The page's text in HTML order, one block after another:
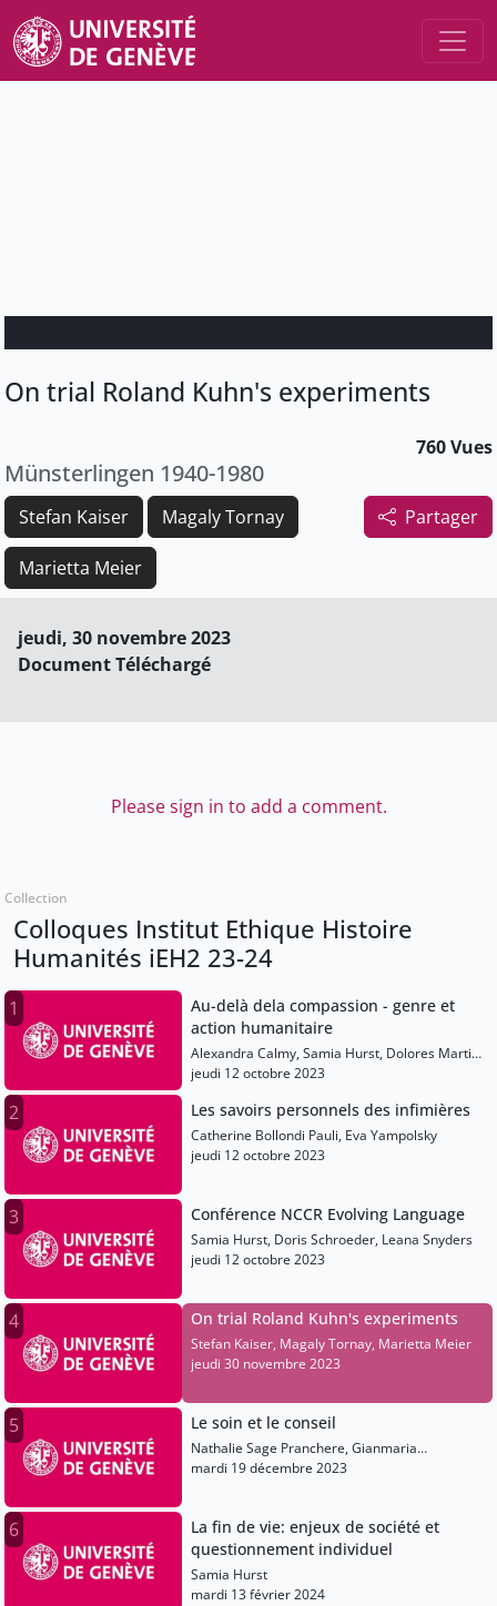
On trial Roland Kuhn's experiments
760 Vues
Münsterlingen 1940-1980
Partager
Stefan Kaiser Magaly Tornay
Marietta Meier
jeudi, 30 novembre 2023
Document Téléchargé
Please sign in to add a comment.
Collection
Colloques Institut Ethique Histoire
Humanités iEH2 23-24
1
Au-delà dela compassion - genre et
action humanitaire
Alexandra Calmy, Samia Hurst, Dolores Martin
Mureno
jeudi 12 octobre 2023
2 Les savoirs personnels des infimières
Catherine Bollondi Pauli, Eva Yampolsky
jeudi 12 octobre 2023
3 Conférence NCCR Evolving Language
Samia Hurst, Doris Schroeder, Leana Snyders
jeudi 12 octobre 2023
4 On trial Roland Kuhn's experiments
Stefan Kaiser, Magaly Tornay, Marietta Meier
jeudi 30 novembre 2023
5 Le soin et le conseil
Nathalie Sage Pranchere, Gianmaria
Pellegrinelli
mardi 19 décembre 2023
6
La fin de vie: enjeux de société et
questionnement individuel
Samia Hurst
mardi 13 février 2024